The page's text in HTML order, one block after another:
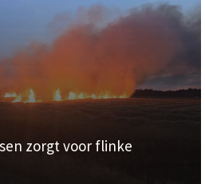
zorgt voor flinke